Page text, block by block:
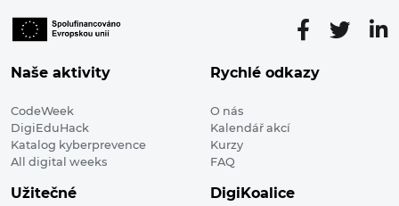
Naše aktivity
CodeWeek
DigiEduHack
Katalog kyberprevence
All digital weeks
Rychlé odkazy
O nás
Kalendář akcí
Kurzy
FAQ
Užitečné DigiKoalice